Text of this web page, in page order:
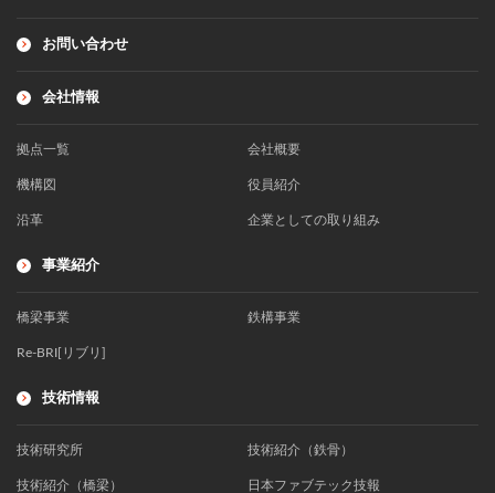
お問い合わせ
会社情報
拠点一覧 会社概要
機構図 役員紹介
沿革 企業としての取り組み
事業紹介
橋梁事業 鉄構事業
Re-BRI[リブリ]
技術情報
技術研究所 技術紹介（鉄骨）
技術紹介（橋梁） 日本ファブテック技報